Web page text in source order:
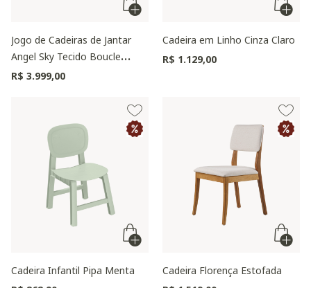
Jogo de Cadeiras de Jantar
Angel Sky Tecido Boucle
Vanilla
R$ 3.999,00
Cadeira em Linho Cinza Claro
R$ 1.129,00
Cadeira Infantil Pipa Menta
Cadeira Florença Estofada